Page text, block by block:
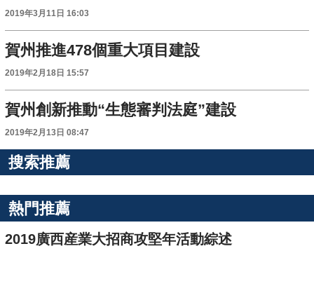
2019年3月11日 16:03
賀州推進478個重大項目建設
2019年2月18日 15:57
賀州創新推動“生態審判法庭”建設
2019年2月13日 08:47
搜索推薦
熱門推薦
2019廣西産業大招商攻堅年活動綜述